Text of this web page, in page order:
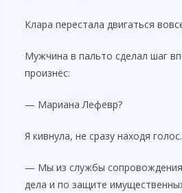
Клара перестала двигаться
Мужчина в пальто сделал шаг
произнёс:
— Мариана Лефевр?
Я кивнула, не сразу находя голос.
— Мы из службы сопровождения
дела и по защите